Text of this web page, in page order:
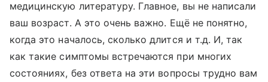
медицинскую литературу. Главное, вы не написали
ваш возраст. А это очень важно. Ещё не понятно,
когда это началось, сколько длится и т.д. И, так
как такие симптомы встречаются при многих
состояниях, без ответа на эти вопросы трудно вам